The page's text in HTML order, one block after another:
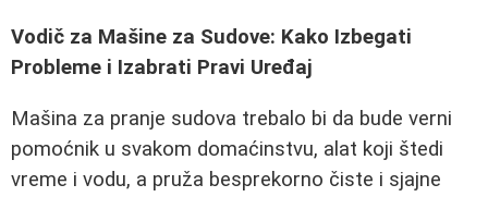
Vodič za Mašine za Sudove: Kako Izbegati
Probleme i Izabrati Pravi Uređaj
Mašina za pranje sudova trebalo bi da bude verni
pomoćnik u svakom domaćinstvu, alat koji štedi
vreme i vodu, a pruža besprekorno čiste i sjajne